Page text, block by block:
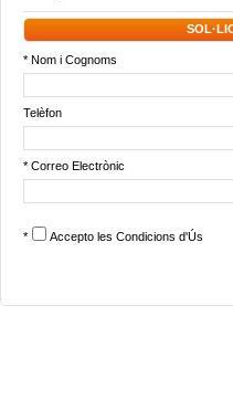
* Nom i Cognoms
Telèfon
* Correo Electrònic
* Accepto les Condicions d'Ús